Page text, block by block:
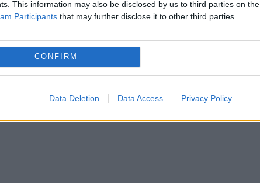
This information may also be disclosed by us to third parties on the
Participants that may further disclose it to other third parties.
CONFIRM
Data Deletion Data Access Privacy Policy